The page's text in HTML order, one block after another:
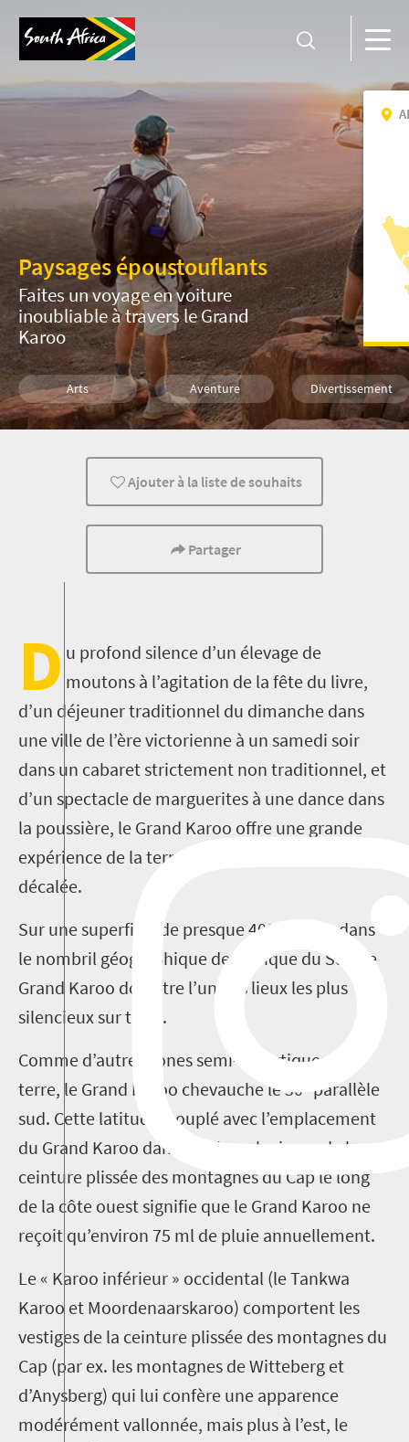
Paysages époustouflants
Faites un voyage en voiture
inoubliable à travers le Grand
Karoo
Arts Aventure Divertissement
Musées Culture Histoire
Routes
Évènements Famille
Ajouter à la liste de souhaits
Partager
D u profond silence d’un élevage de
moutons à l’agitation de la fête du livre,
d’un déjeuner traditionnel du dimanche dans
une ville de l’ère victorienne à un samedi soir
dans un cabaret strictement non traditionnel, et
d’un spectacle de marguerites à une dance dans
la poussière, le Grand Karoo offre une grande
expérience de la terre sud-africaine quelque peu
décalée.
Sur une superficie de presque 400 000 km dans
le nombril géographique de l’Afrique du Sud, le
Grand Karoo doit être l’un des lieux les plus
silencieux sur terre.
Comme d’autres zones semi-désertiques sur
terre, le Grand Karoo chevauche le 30° parallèle
sud. Cette latitude, couplé avec l’emplacement
du Grand Karoo dans l'ombre pluvieuse de la
ceinture plissée des montagnes du Cap le long
de la côte ouest signifie que le Grand Karoo ne
reçoit qu’environ 75 ml de pluie annuellement.
Le « Karoo inférieur » occidental (le Tankwa
Karoo et Moordenaarskaroo) comportent les
vestiges de la ceinture plissée des montagnes du
Cap (par ex. les montagnes de Witteberg et
d’Anysberg) qui lui confère une apparence
modérément vallonnée, mais plus à l’est, le